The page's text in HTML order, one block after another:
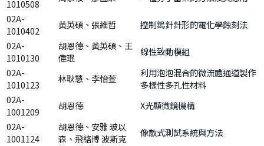
1010508
02A-
1010402
黃英碩、張維哲
控制鎢針針形的電化學蝕刻法
02A-
1010130
胡恩德、黃英碩、王
偉珉
線性致動模組
02A-
1010123
林耿慧、李怡萱
利用泡泡混合的微流體通道製作
多樣性多孔性材料
02A-
1001209
胡恩德
X光顯微鏡機構
02A-
1001124
胡恩德、安雅 玻以
森、飛絡博 波斯克
像散式測試系統與方法